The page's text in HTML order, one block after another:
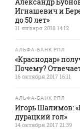
Игнашевич и
до 50 лет»
11 января 2018 14:12
АЛЬФА-БАНК РПЛ
«Краснодар»
Почему?
16 октября 2017 16:11
АЛЬФА-БАНК РПЛ
Игорь Шалимов:
дурацкий гол»
14 октября 2017 21:39